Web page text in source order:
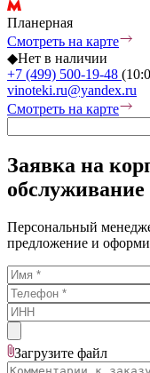
Планерная
Смотреть на карте
◆Нет в наличии
+7 (499) 500-19-48
vinoteki.ru@yandex.ru
Смотреть на карте
Заявка на
обслуживание
Персональный
предложение и
Загрузите файл